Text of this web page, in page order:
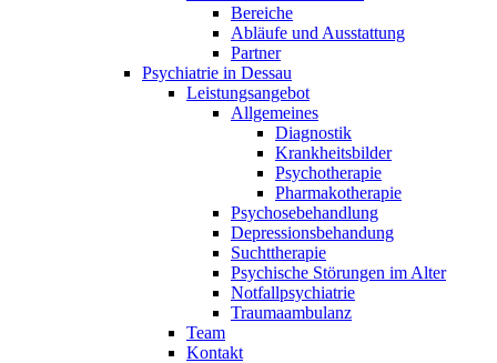
Bereiche
Abläufe und Ausstattung
Partner
Psychiatrie in Dessau
Leistungsangebot
Allgemeines
Diagnostik
Krankheitsbilder
Psychotherapie
Pharmakotherapie
Psychosebehandlung
Depressionsbehandung
Suchttherapie
Psychische Störungen im Alter
Notfallpsychiatrie
Traumaambulanz
Team
Kontakt